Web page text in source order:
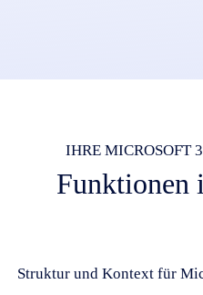
IHRE MICROSOFT
Funktionen
Struktur und Kontext für